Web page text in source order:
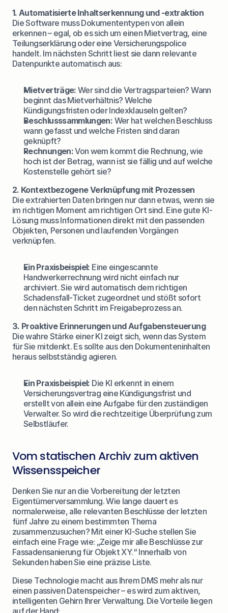
1. Automatisierte Inhaltserkennung und -extraktion
Die Software muss Dokumententypen von allein
erkennen – egal, ob es sich um einen Mietvertrag, eine
Teilungserklärung oder eine Versicherungspolice
handelt. Im nächsten Schritt liest sie dann relevante
Datenpunkte automatisch aus:
Mietverträge: Wer sind die Vertragsparteien? Wann
beginnt das Mietverhältnis? Welche
Kündigungsfristen oder Indexklauseln gelten?
Beschlusssammlungen: Wer hat welchen Beschluss
wann gefasst und welche Fristen sind daran
geknüpft?
Rechnungen: Von wem kommt die Rechnung, wie
hoch ist der Betrag, wann ist sie fällig und auf welche
Kostenstelle gehört sie?
2. Kontextbezogene Verknüpfung mit Prozessen
Die extrahierten Daten bringen nur dann etwas, wenn sie
im richtigen Moment am richtigen Ort sind. Eine gute KI-
Lösung muss Informationen direkt mit den passenden
Objekten, Personen und laufenden Vorgängen
verknüpfen.
Ein Praxisbeispiel: Eine eingescannte
Handwerkerrechnung wird nicht einfach nur
archiviert. Sie wird automatisch dem richtigen
Schadensfall-Ticket zugeordnet und stößt sofort
den nächsten Schritt im Freigabeprozess an.
3. Proaktive Erinnerungen und Aufgabensteuerung
Die wahre Stärke einer KI zeigt sich, wenn das System
für Sie mitdenkt. Es sollte aus den Dokumenteninhalten
heraus selbstständig agieren.
Ein Praxisbeispiel: Die KI erkennt in einem
Versicherungsvertrag eine Kündigungsfrist und
erstellt von allein eine Aufgabe für den zuständigen
Verwalter. So wird die rechtzeitige Überprüfung zum
Selbstläufer.
Vom statischen Archiv zum aktiven
Wissensspeicher
Denken Sie nur an die Vorbereitung der letzten
Eigentümerversammlung. Wie lange dauert es
normalerweise, alle relevanten Beschlüsse der letzten
fünf Jahre zu einem bestimmten Thema
zusammenzusuchen? Mit einer KI-Suche stellen Sie
einfach eine Frage wie: „Zeige mir alle Beschlüsse zur
Fassadensanierung für Objekt XY.“ Innerhalb von
Sekunden haben Sie eine präzise Liste.
Diese Technologie macht aus Ihrem DMS mehr als nur
einen passiven Datenspeicher – es wird zum aktiven,
intelligenten Gehirn Ihrer Verwaltung. Die Vorteile liegen
auf der Hand: